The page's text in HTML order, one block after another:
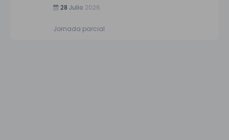
28 Julio 2026
Jornada parcial